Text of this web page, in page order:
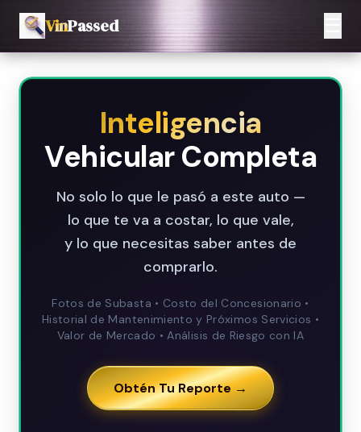
VinPassed
Inteligencia
Vehicular Completa
No solo lo que le pasó a este auto —
lo que te va a costar, lo que vale,
y lo que necesitas saber antes de
comprarlo.
Fotos de Subasta • Costo del Concesionario •
Historial de Mantenimiento y Próximos Servicios •
Valor de Mercado • Análisis de Riesgo con IA
Obtén Tu Reporte →